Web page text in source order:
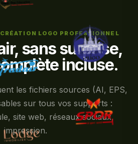
LOGO PROFESSIONNEL
sans surprise,
incluse.
les fichiers sources (AI, EPS,
sur tous vos supports :
site web, réseaux sociaux,
impression.